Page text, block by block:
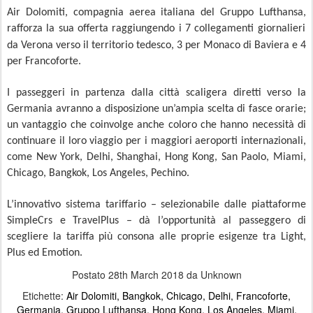
Air Dolomiti, compagnia aerea italiana del Gruppo Lufthansa,
rafforza la sua offerta raggiungendo i 7 collegamenti giornalieri
da Verona verso il territorio tedesco, 3 per Monaco di Baviera e 4
per Francoforte.
I passeggeri in partenza dalla città scaligera diretti verso la
Germania avranno a disposizione un’ampia scelta di fasce orarie;
un vantaggio che coinvolge anche coloro che hanno necessità di
continuare il loro viaggio per i maggiori aeroporti internazionali,
come New York, Delhi, Shanghai, Hong Kong, San Paolo, Miami,
Chicago, Bangkok, Los Angeles, Pechino.
L’innovativo sistema tariffario – selezionabile dalle piattaforme
SimpleCrs e TravelPlus – dà l’opportunità al passeggero di
scegliere la tariffa più consona alle proprie esigenze tra Light,
Plus ed Emotion.
Postato 28th March 2018 da Unknown
Etichette: Air Dolomiti Bangkok Chicago Delhi Francoforte
Germania Gruppo Lufthansa Hong Kong Los Angeles Miami